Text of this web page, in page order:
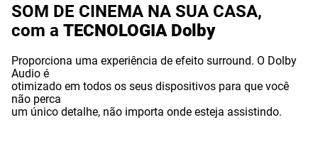
SOM DE CINEMA NA SUA CASA,
com a TECNOLOGIA Dolby
Proporciona uma experiência de efeito surround. O Dolby
Audio é
otimizado em todos os seus dispositivos para que você
não perca
um único detalhe, não importa onde esteja assistindo.